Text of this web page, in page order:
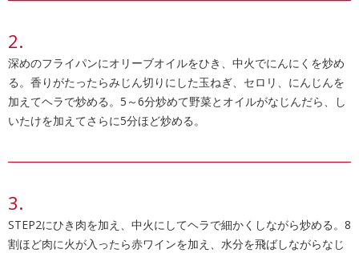
深めのフライパンにオリーブオイルをひき、中火でにんにくを炒め
る。香りがたったらみじん切りにした玉ねぎ、セロリ、にんじんを
加えてヘラで炒める。5～6分炒めて野菜とオイルがなじんだら、し
いたけを加えてさらに5分ほど炒める。
STEP2にひき肉を加え、中火にしてヘラで細かくしながら炒める。8
割ほど肉に火が入ったら赤ワインを加え、水分を飛ばしながらなじ